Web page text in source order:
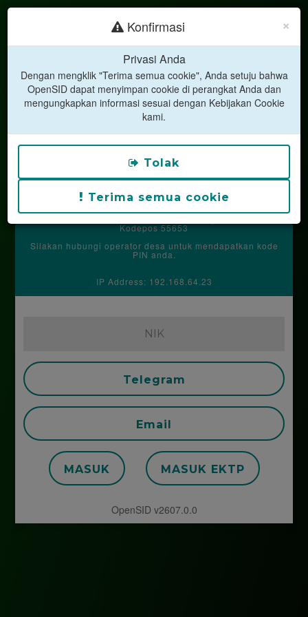
LAYANAN MANDIRI
DESA HARGOTIRTO
Kabupaten Kulon Progo
Sekendal RT 10 RW 5 Kalurahan Hargotirto Kapanewon
Kodepos 55653
Silakan hubungi operator desa untuk mendapatkan kode
PIN anda.
IP Address: 192.168.64.23
Telegram
Email
MASUK MASUK EKTP
OpenSID v2607.0.0
×
Konfirmasi
Privasi Anda
Dengan mengklik "Terima semua cookie", Anda setuju bahwa
OpenSID dapat menyimpan cookie di perangkat Anda dan
mengungkapkan informasi sesuai dengan Kebijakan Cookie
kami.
Tolak
Terima semua cookie